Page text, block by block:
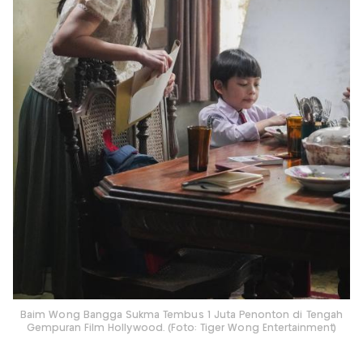
Baim Wong Bangga Sukma Tembus 1 Juta Penonton di Tengah
Gempuran Film Hollywood. (Foto: Tiger Wong Entertainment)